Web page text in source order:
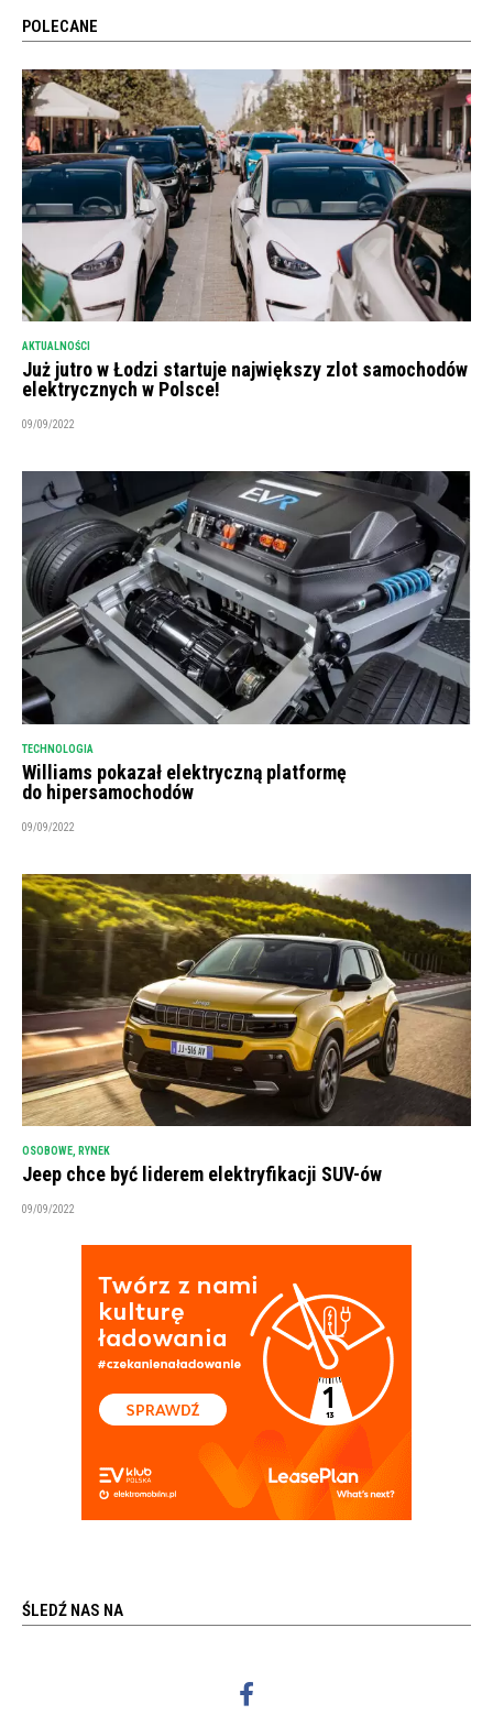
POLECANE
AKTUALNOŚCI
Już jutro w Łodzi startuje największy zlot samochodów
elektrycznych w Polsce!
09/09/2022
TECHNOLOGIA
Williams pokazał elektryczną platformę
do hipersamochodów
09/09/2022
OSOBOWE, RYNEK
Jeep chce być liderem elektryfikacji SUV-ów
09/09/2022
ŚLEDŹ NAS NA